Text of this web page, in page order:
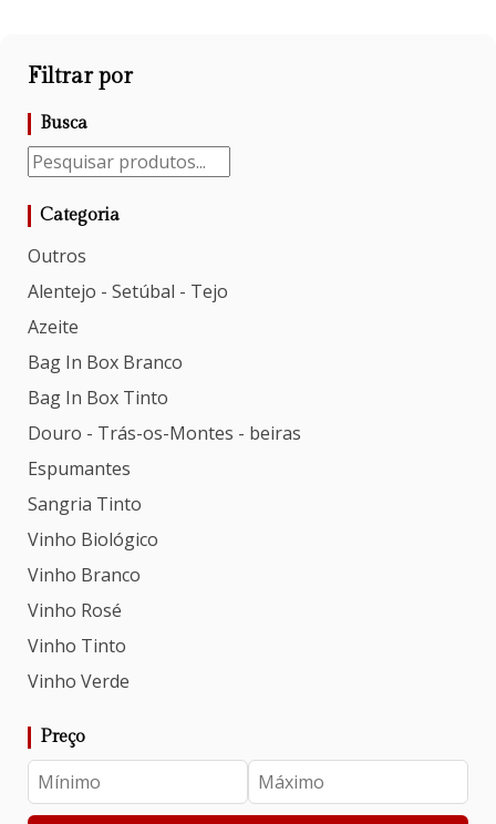
Filtrar por
Busca
Categoria
Outros
Alentejo - Setúbal - Tejo
Azeite
Bag In Box Branco
Bag In Box Tinto
Douro - Trás-os-Montes - beiras
Espumantes
Sangria Tinto
Vinho Biológico
Vinho Branco
Vinho Rosé
Vinho Tinto
Vinho Verde
Preço